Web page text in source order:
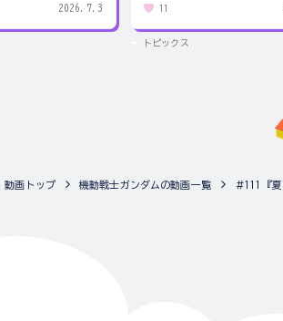
2026.7.3 11
トピックス
動画トップ 機動戦士ガンダムの動画一覧 ＃111『夏